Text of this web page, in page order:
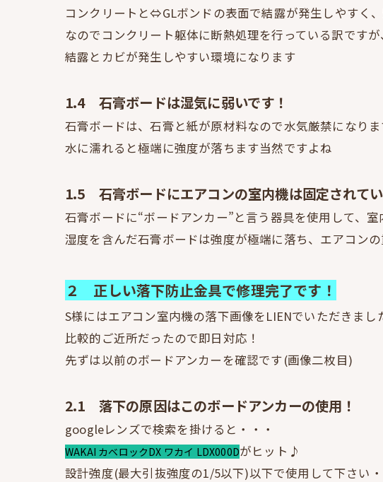
コンクリートと⇔GLボンドの表面で結露が発生しやすく
なのでコンクリート躯体に断熱処理を行っている訳です
結露とカビが発生しやすい環境になります
1.4 石膏ボードは湿気に弱いです！
石膏ボードは、石膏と紙が原材料なので水気厳禁になりま
水に濡れると極端に強度が落ちます当然ですよね
1.5 石膏ボードにエアコンの室内機は固定されてい
石膏ボードに“ボードアンカー”と言う器具を使用して、室
湿度を含んだ石膏ボードは強度が極端に落ち、エアコン
２ 正しい落下防止金具で修理完了です！
S様にはエアコン室内機の落下画像をLIENでいただきまし
比較的ご近所だったので即日対応！
先ずは以前のボードアンカーを確認です(画像二枚目)
2.1 落下の原因はこのボードアンカーの使用！
googleレンズで検索を掛けると・・・
WAKAI カベロックDX ワカイ LDX000Dがヒット♪
設計強度(最大引抜強度の1/5以下)以下で使用して下さい・